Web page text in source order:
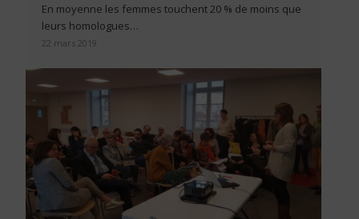
En moyenne les femmes touchent 20 % de moins que
leurs homologues…
22 mars 2019